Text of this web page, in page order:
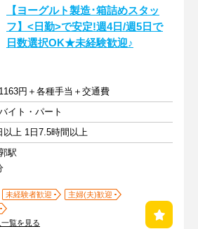
【ヨーグルト製造･箱詰めスタッ
フ】<日勤>で安定!週4日/週5日で
日数選択OK★未経験歓迎♪
円＋各種手当＋交通費
イト・パート
以上 1日7.5時間以上
駅
未経験者歓迎
主婦(夫)歓迎
覧を見る